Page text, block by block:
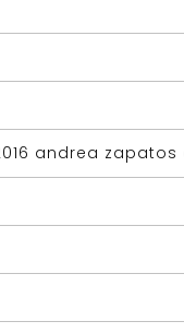
andrea zapatos